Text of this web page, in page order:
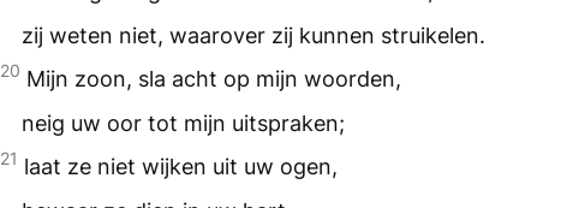
zij weten niet, waarover zij kunnen struikelen.
20 Mijn zoon, sla acht op mijn woorden,
neig uw oor tot mijn uitspraken;
21 laat ze niet wijken uit uw ogen,